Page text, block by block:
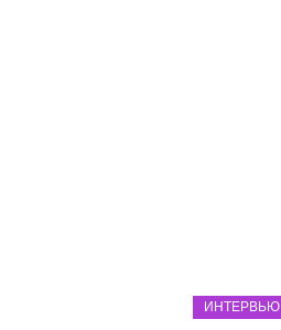
ИНТЕРВЬЮ